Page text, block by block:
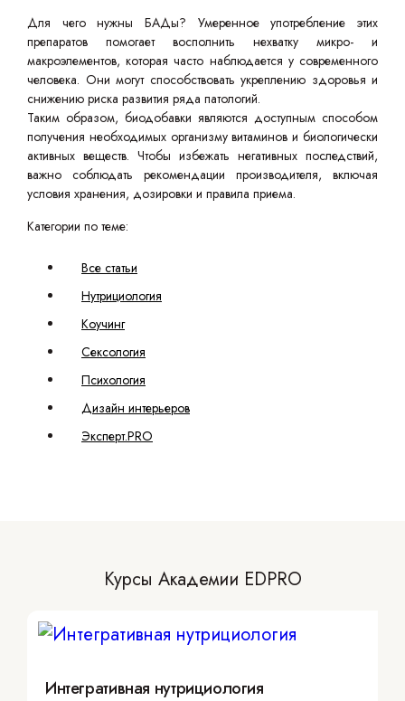
Для чего нужны БАДы? Умеренное употребление этих
препаратов помогает восполнить нехватку микро- и
макроэлементов, которая часто наблюдается у современного
человека. Они могут способствовать укреплению здоровья и
снижению риска развития ряда патологий.
Таким образом, биодобавки являются доступным способом
получения необходимых организму витаминов и биологически
активных веществ. Чтобы избежать негативных последствий,
важно соблюдать рекомендации производителя, включая
условия хранения, дозировки и правила приема.
Категории по теме:
Все статьи
Нутрициология
Коучинг
Сексология
Психология
Дизайн интерьеров
Эксперт.PRO
Курсы Академии EDPRO
Интегративная нутрициология